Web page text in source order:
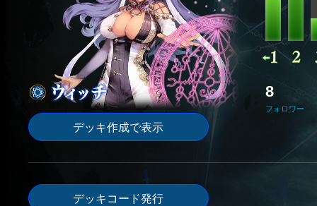
デッキ作成で表示
8
フォロワー
デッキコード発行